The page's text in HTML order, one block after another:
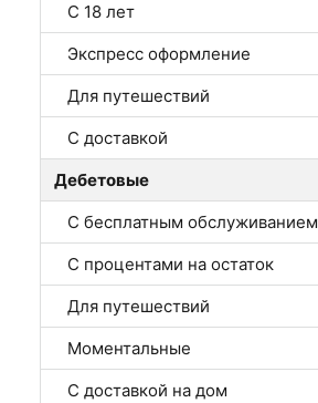
С 18 лет
Экспресс оформление
Для путешествий
С доставкой
Дебетовые
С бесплатным обслуживанием
С процентами на остаток
Для путешествий
Моментальные
С доставкой на дом